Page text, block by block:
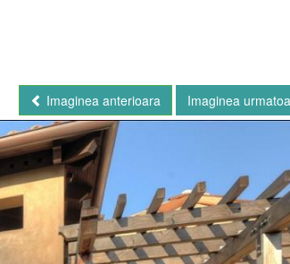
Imaginea anterioara Imaginea